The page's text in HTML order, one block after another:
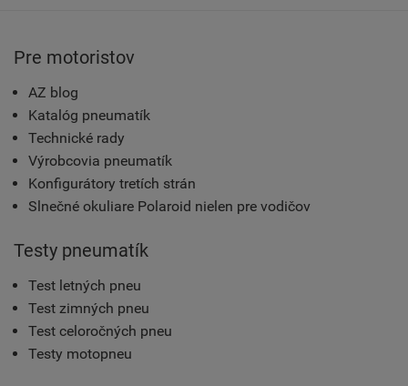
Pre motoristov
AZ blog
Katalóg pneumatík
Technické rady
Výrobcovia pneumatík
Konfigurátory tretích strán
Slnečné okuliare Polaroid nielen pre vodičov
Testy pneumatík
Test letných pneu
Test zimných pneu
Test celoročných pneu
Testy motopneu